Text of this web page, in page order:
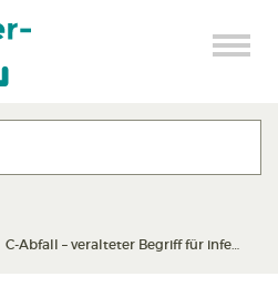
C-Abfall – veralteter Begriff für infektiöse Abfälle